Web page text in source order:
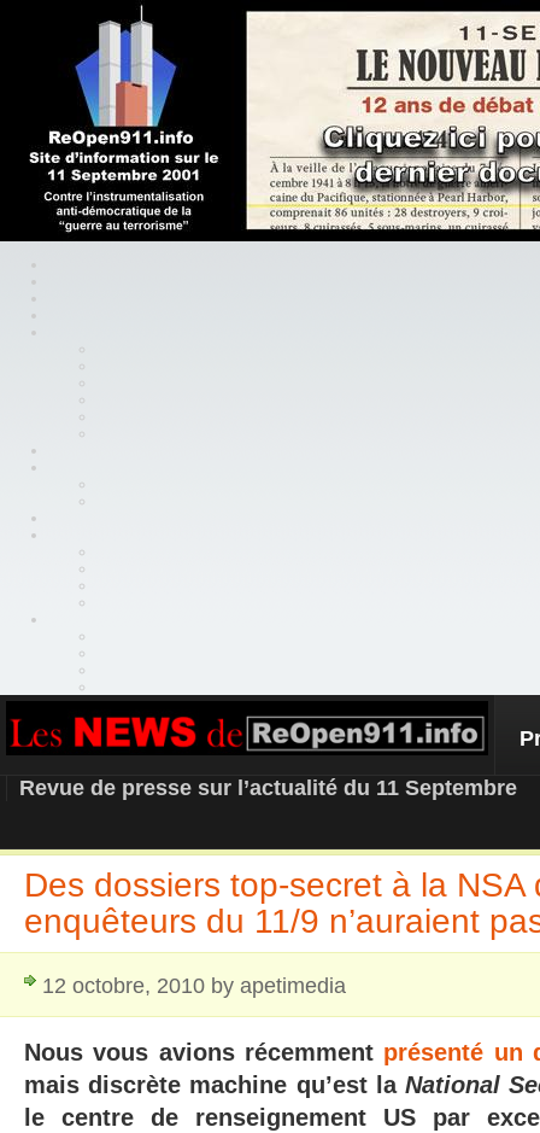
REOPEN911 – NEWS
Revue de presse sur l’actualité du 11 Septembre
Des dossiers top-secret à la NSA
enquêteurs du 11/9 n’auraient
12 octobre, 2010 by apetimedia
Nous vous avions récemment présenté un
mais discrète machine qu’est laNational
le centre de renseignement US par